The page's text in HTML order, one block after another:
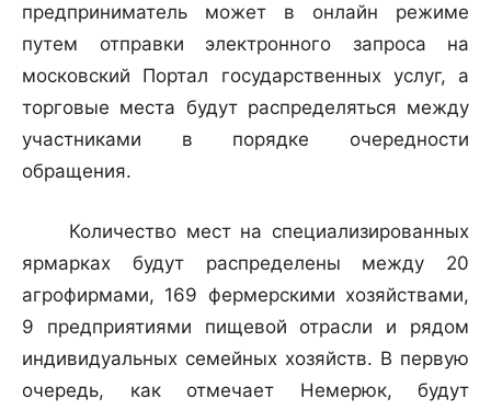
предприниматель может в онлайн режиме
путем отправки электронного запроса на
московский Портал государственных услуг, а
торговые места будут распределяться между
участниками в порядке очередности
обращения.
Количество мест на специализированных
ярмарках будут распределены между 20
агрофирмами, 169 фермерскими хозяйствами,
9 предприятиями пищевой отрасли и рядом
индивидуальных семейных хозяйств. В первую
очередь, как отмечает Немерюк, будут